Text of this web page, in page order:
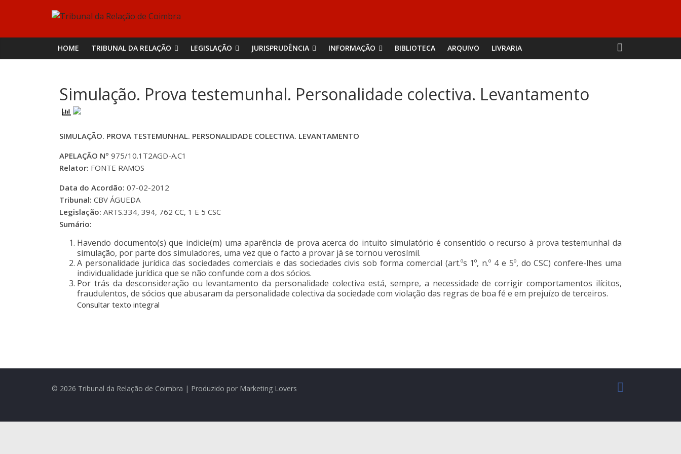
Tribunal
da
Relação
de
Coimbra
HOME TRIBUNAL DA RELAÇÃO LEGISLAÇÃO JURISPRUDÊNCIA INFORMAÇÃO BIBLIOTECA ARQUIVO LIVRARIA
Simulação. Prova testemunhal. Personalidade colectiva. Levantamento
SIMULAÇÃO. PROVA TESTEMUNHAL. PERSONALIDADE COLECTIVA. LEVANTAMENTO
APELAÇÃO Nº 975/10.1T2AGD-A.C1
Relator: FONTE RAMOS
Data do Acordão: 07-02-2012
Tribunal: CBV ÁGUEDA
Legislação: ARTS.334, 394, 762 CC, 1 E 5 CSC
Sumário:
Havendo documento(s) que indicie(m) uma aparência de prova acerca do intuito simulatório é consentido o recurso à prova testemunhal da
simulação, por parte dos simuladores, uma vez que o facto a provar já se tornou verosímil.
A personalidade jurídica das sociedades comerciais e das sociedades civis sob forma comercial (art.ºs 1º, n.º 4 e 5º, do CSC) confere-lhes uma
individualidade jurídica que se não confunde com a dos sócios.
Por trás da desconsideração ou levantamento da personalidade colectiva está, sempre, a necessidade de corrigir comportamentos ilícitos,
fraudulentos, de sócios que abusaram da personalidade colectiva da sociedade com violação das regras de boa fé e em prejuízo de terceiros.
Consultar texto integral
© 2026 Tribunal da Relação de Coimbra | Produzido por Marketing Lovers